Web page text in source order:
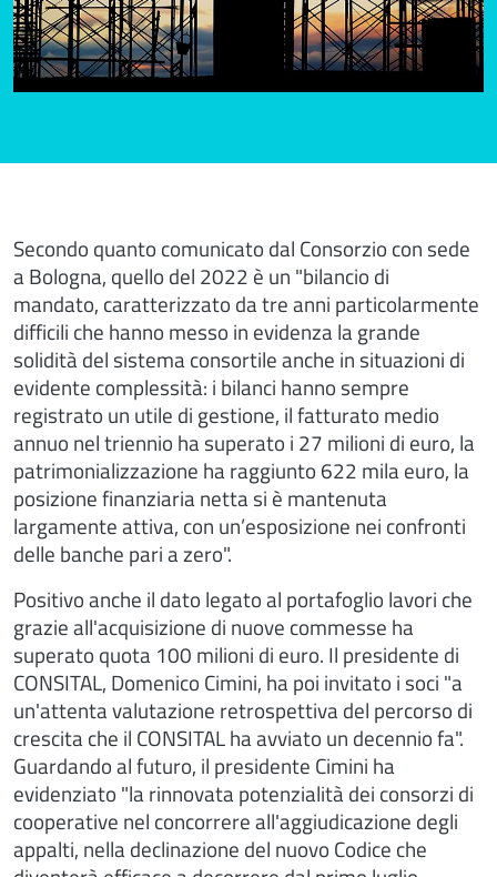
Secondo quanto comunicato dal Consorzio con sede
a Bologna, quello del 2022 è un "bilancio di
mandato, caratterizzato da tre anni particolarmente
difficili che hanno messo in evidenza la grande
solidità del sistema consortile anche in situazioni di
evidente complessità: i bilanci hanno sempre
registrato un utile di gestione, il fatturato medio
annuo nel triennio ha superato i 27 milioni di euro, la
patrimonializzazione ha raggiunto 622 mila euro, la
posizione finanziaria netta si è mantenuta
largamente attiva, con un’esposizione nei confronti
delle banche pari a zero".
Positivo anche il dato legato al portafoglio lavori che
grazie all'acquisizione di nuove commesse ha
superato quota 100 milioni di euro. Il presidente di
CONSITAL, Domenico Cimini, ha poi invitato i soci "a
un'attenta valutazione retrospettiva del percorso di
crescita che il CONSITAL ha avviato un decennio fa".
Guardando al futuro, il presidente Cimini ha
evidenziato "la rinnovata potenzialità dei consorzi di
cooperative nel concorrere all'aggiudicazione degli
appalti, nella declinazione del nuovo Codice che